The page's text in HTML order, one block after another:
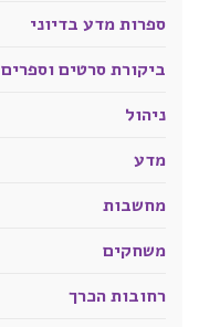
ספרות מדע בדיוני
ביקורת סרטים וספרים
ניהול
מדע
מחשבות
משחקים
רחובות הכרך